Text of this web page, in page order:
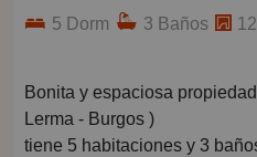
5 Dorm 3 Baños
Bonita y espaciosa propiedad en Quintanilla de Agua (
Lerma - Burgos )
tiene 5 habitaciones y 3